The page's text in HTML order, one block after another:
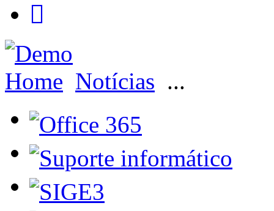
Home Notícias ...